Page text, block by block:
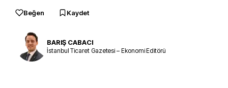
Beğen Kaydet
BARIŞ CABACI
İstanbul Ticaret Gazetesi – Ekonomi Editörü